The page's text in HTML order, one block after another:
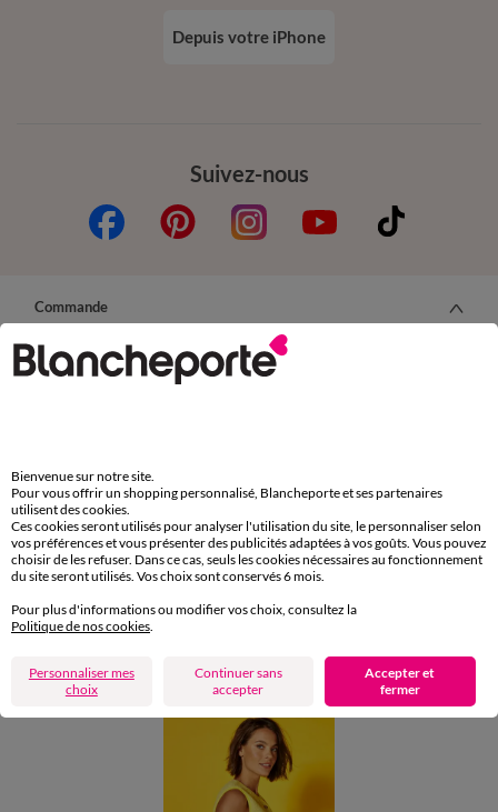
Suivez-nous
Depuis votre iPhone
Commande
Commander par référence catalogue
Carte 4 Etoiles
(1) Offres et codes promos
Aide & conseils
Bienvenue sur notre site.
Pour vous offrir un shopping personnalisé, Blancheporte et ses partenaires
utilisent des cookies.
Ces cookies seront utilisés pour analyser l'utilisation du site, le personnaliser selon
vos préférences et vous présenter des publicités adaptées à vos goûts. Vous pouvez
choisir de les refuser. Dans ce cas, seuls les cookies nécessaires au fonctionnement
du site seront utilisés. Vos choix sont conservés 6 mois.
Pour plus d'informations ou modifier vos choix, consultez la
Politique de nos cookies
Personnaliser mes
choix
Continuer sans
accepter
Accepter et
fermer